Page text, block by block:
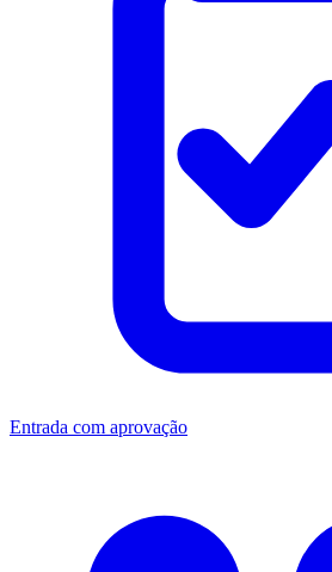
Entrada com aprovação